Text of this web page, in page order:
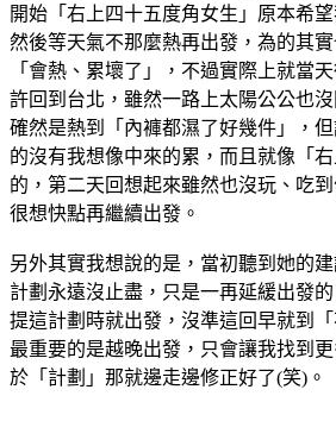
開始「右上四十五度角女生」原本希
然後等天氣不那麼熱再出發，為的其
「會熱、累壞了」，不過實際上就當
許回到台北，雖然一路上太陽公公也
確然是熱到「內褲都濕了好幾件」，
的沒有我想像中來的累，而且就像「
的，第二天回想起來雖然也沒玩、吃
很想快點再繼續出發。
另外其實我想說的是，當初聽到她的
計劃永遠沒止盡，只是一再延緩出發
提這計劃時就出發，沒準這回早就到
最重要的是越晚出發，只會讓我找到
於「計劃」那就邊走邊修正好了(笑)。